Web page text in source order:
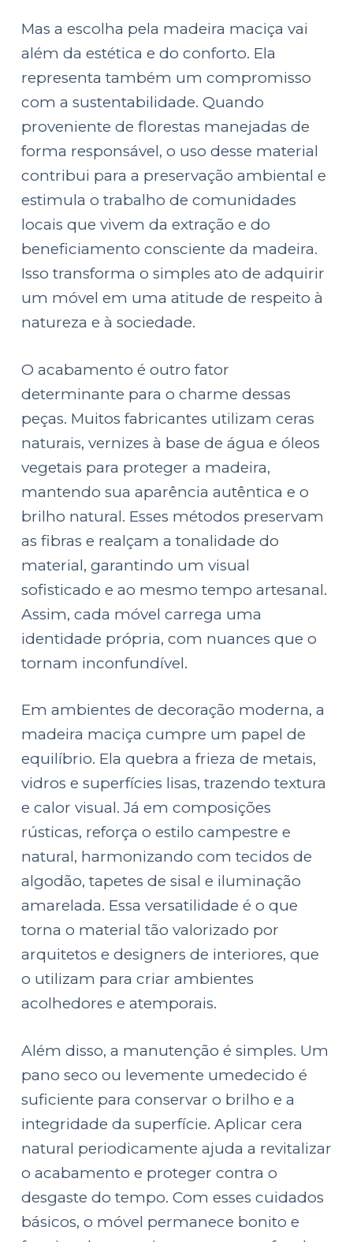
Mas a escolha pela madeira maciça vai
além da estética e do conforto. Ela
representa também um compromisso
com a sustentabilidade. Quando
proveniente de florestas manejadas de
forma responsável, o uso desse material
contribui para a preservação ambiental e
estimula o trabalho de comunidades
locais que vivem da extração e do
beneficiamento consciente da madeira.
Isso transforma o simples ato de adquirir
um móvel em uma atitude de respeito à
natureza e à sociedade.
O acabamento é outro fator
determinante para o charme dessas
peças. Muitos fabricantes utilizam ceras
naturais, vernizes à base de água e óleos
vegetais para proteger a madeira,
mantendo sua aparência autêntica e o
brilho natural. Esses métodos preservam
as fibras e realçam a tonalidade do
material, garantindo um visual
sofisticado e ao mesmo tempo artesanal.
Assim, cada móvel carrega uma
identidade própria, com nuances que o
tornam inconfundível.
Em ambientes de decoração moderna, a
madeira maciça cumpre um papel de
equilíbrio. Ela quebra a frieza de metais,
vidros e superfícies lisas, trazendo textura
e calor visual. Já em composições
rústicas, reforça o estilo campestre e
natural, harmonizando com tecidos de
algodão, tapetes de sisal e iluminação
amarelada. Essa versatilidade é o que
torna o material tão valorizado por
arquitetos e designers de interiores, que
o utilizam para criar ambientes
acolhedores e atemporais.
Além disso, a manutenção é simples. Um
pano seco ou levemente umedecido é
suficiente para conservar o brilho e a
integridade da superfície. Aplicar cera
natural periodicamente ajuda a revitalizar
o acabamento e proteger contra o
desgaste do tempo. Com esses cuidados
básicos, o móvel permanece bonito e